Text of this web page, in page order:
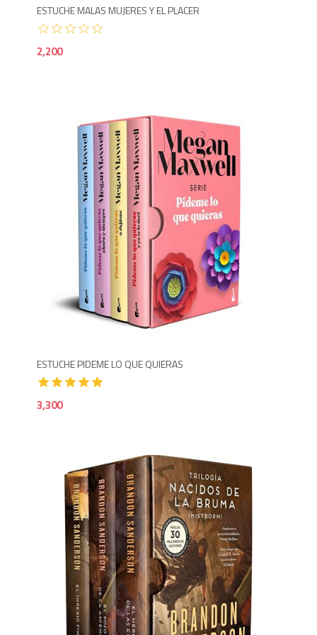
ESTUCHE MALAS MUJERES Y EL PLACER
2,200
ESTUCHE PIDEME LO QUE QUIERAS
3,300